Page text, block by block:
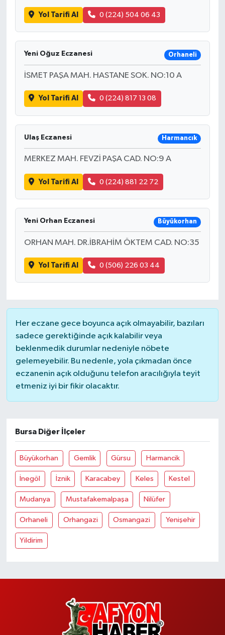
Yol Tarifi Al 0 (224) 504 06 43
Yeni Oğuz Eczanesi Orhaneli
İSMET PAŞA MAH. HASTANE SOK. NO:10 A
Yol Tarifi Al 0 (224) 817 13 08
Ulaş Eczanesi Harmancık
MERKEZ MAH. FEVZİ PAŞA CAD. NO:9 A
Yol Tarifi Al 0 (224) 881 22 72
Yeni Orhan Eczanesi Büyükorhan
ORHAN MAH. DR.İBRAHİM ÖKTEM CAD. NO:35
Yol Tarifi Al 0 (506) 226 03 44
Her eczane gece boyunca açık olmayabilir, bazıları
sadece gerektiğinde açık kalabilir veya
beklenmedik durumlar nedeniyle nöbete
gelemeyebilir. Bu nedenle, yola çıkmadan önce
eczanenin açık olduğunu telefon aracılığıyla teyit
etmeniz iyi bir fikir olacaktır.
Bursa Diğer İlçeler
Büyükorhan Gemlik Gürsu Harmancik
İnegöl İznik Karacabey Keles Kestel
Mudanya Mustafakemalpaşa Nilüfer
Orhaneli Orhangazi Osmangazi Yenişehir
Yildirim